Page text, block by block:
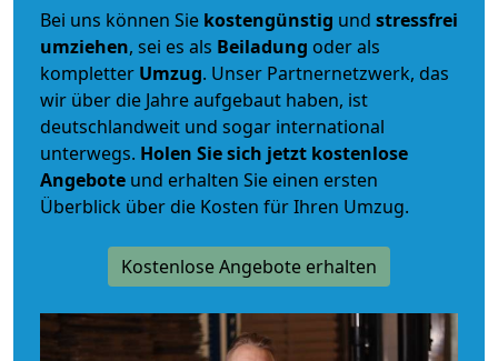
Bei uns können Sie kostengünstig und stressfrei
umziehen, sei es als Beiladung oder als
kompletter Umzug. Unser Partnernetzwerk, das
wir über die Jahre aufgebaut haben, ist
deutschlandweit und sogar international
unterwegs. Holen Sie sich jetzt kostenlose
Angebote und erhalten Sie einen ersten
Überblick über die Kosten für Ihren Umzug.
Kostenlose Angebote erhalten